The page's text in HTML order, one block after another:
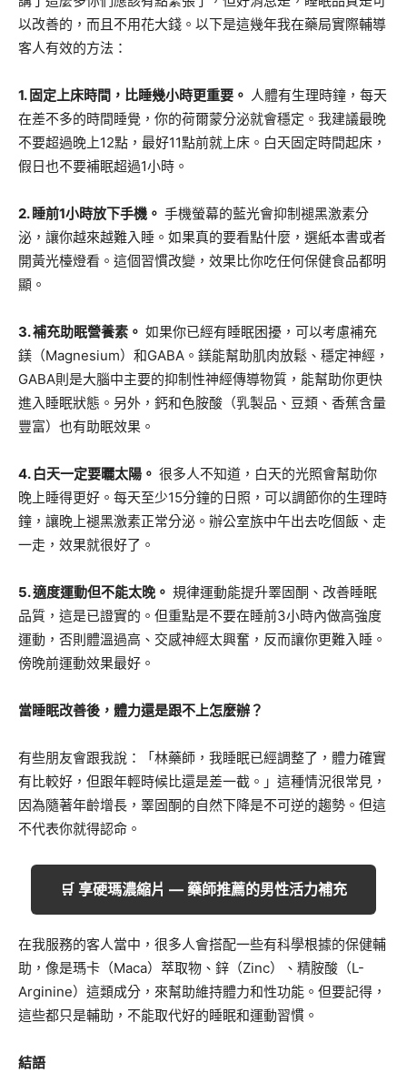
以改善的，而且不用花大錢。以下是這幾年我在藥局實際輔導
客人有效的方法：
1. 固定上床時間，比睡幾小時更重要。 人體有生理時鐘，每天
在差不多的時間睡覺，你的荷爾蒙分泌就會穩定。我建議最晚
不要超過晚上12點，最好11點前就上床。白天固定時間起床，
假日也不要補眠超過1小時。
2. 睡前1小時放下手機。 手機螢幕的藍光會抑制褪黑激素分
泌，讓你越來越難入睡。如果真的要看點什麼，選紙本書或者
開黃光檯燈看。這個習慣改變，效果比你吃任何保健食品都明
顯。
3. 補充助眠營養素。 如果你已經有睡眠困擾，可以考慮補充
鎂（Magnesium）和GABA。鎂能幫助肌肉放鬆、穩定神經，
GABA則是大腦中主要的抑制性神經傳導物質，能幫助你更快
進入睡眠狀態。另外，鈣和色胺酸（乳製品、豆類、香蕉含量
豐富）也有助眠效果。
4. 白天一定要曬太陽。 很多人不知道，白天的光照會幫助你
晚上睡得更好。每天至少15分鐘的日照，可以調節你的生理時
鐘，讓晚上褪黑激素正常分泌。辦公室族中午出去吃個飯、走
一走，效果就很好了。
5. 適度運動但不能太晚。 規律運動能提升睪固酮、改善睡眠
品質，這是已證實的。但重點是不要在睡前3小時內做高強度
運動，否則體溫過高、交感神經太興奮，反而讓你更難入睡。
傍晚前運動效果最好。
當睡眠改善後，體力還是跟不上怎麼辦？
有些朋友會跟我說：「林藥師，我睡眠已經調整了，體力確實
有比較好，但跟年輕時候比還是差一截。」這種情況很常見，
因為隨著年齡增長，睪固酮的自然下降是不可逆的趨勢。但這
不代表你就得認命。
🛒 享硬瑪濃縮片 — 藥師推薦的男性活力補充
在我服務的客人當中，很多人會搭配一些有科學根據的保健輔
助，像是瑪卡（Maca）萃取物、鋅（Zinc）、精胺酸（L-
Arginine）這類成分，來幫助維持體力和性功能。但要記得，
這些都只是輔助，不能取代好的睡眠和運動習慣。
結語